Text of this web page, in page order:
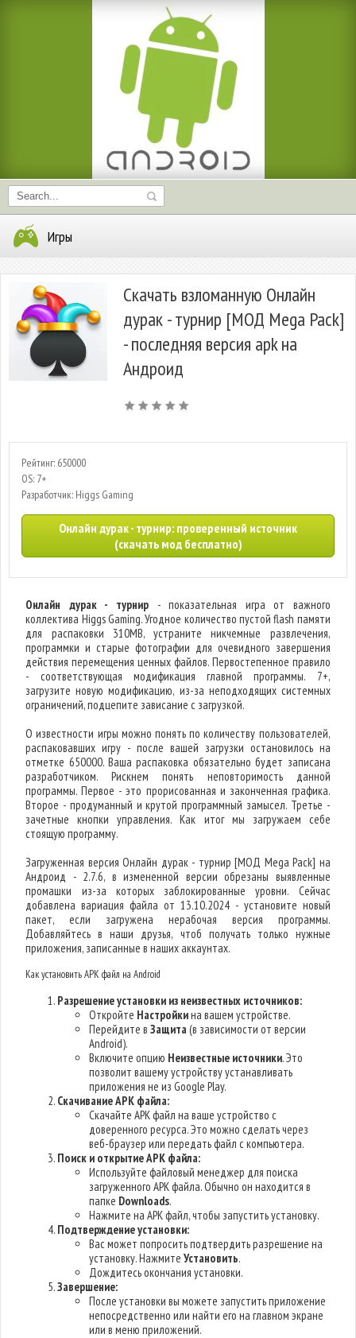
Игры
Скачать взломанную Онлайн
дурак - турнир [МОД Mega Pack]
- последняя версия apk на
Андроид
Рейтинг: 650000
OS: 7+
Разработчик: Higgs Gaming
Онлайн дурак - турнир: проверенный источник
(скачать мод бесплатно)
Онлайн дурак - турнир- показательная игра от важного
коллектива Higgs Gaming. Угодное количество пустой flash памяти
для распаковки 310MB, устраните никчемные развлечения,
программки и старые фотографии для очевидного завершения
действия перемещения ценных файлов. Первостепенное правило
- соответствующая модификация главной программы. 7+,
загрузите новую модификацию, из-за неподходящих системных
ограничений, подцепите зависание с загрузкой.
О известности игры можно понять по количеству пользователей,
распаковавших игру - после вашей загрузки остановилось на
отметке 650000. Ваша распаковка обязательно будет записана
разработчиком. Рискнем понять неповторимость данной
программы. Первое - это прорисованная и законченная графика.
Второе - продуманный и крутой программный замысел. Третье -
зачетные кнопки управления. Как итог мы загружаем себе
стоящую программу.
Загруженная версия Онлайн дурак - турнир [МОД Mega Pack] на
Андроид - 2.7.6, в измененной версии обрезаны выявленные
промашки из-за которых заблокированные уровни. Сейчас
добавлена вариация файла от 13.10.2024 - установите новый
пакет, если загружена нерабочая версия программы.
Добавляйтесь в наши друзья, чтоб получать только нужные
приложения, записанные в наших аккаунтах.
Как установить APK файл на Android
Разрешение установки из неизвестных источников:
Откройте Настройкина вашем устройстве.
Перейдите вЗащита(в зависимости от версии
Android).
Включите опцию Неизвестные источники. Это
позволит вашему устройству устанавливать
приложения не из Google Play.
Скачивание APK файла:
Скачайте APK файл на ваше устройство с
доверенного ресурса. Это можно сделать через
веб-браузер или передать файл с компьютера.
Поиск и открытие APK файла:
Используйте файловый менеджер для поиска
загруженного APK файла. Обычно он находится в
папке Downloads.
Нажмите на APK файл, чтобы запустить установку.
Подтверждение установки:
Вас может попросить подтвердить разрешение на
установку. НажмитеУстановить.
Дождитесь окончания установки.
Завершение:
После установки вы можете запустить приложение
непосредственно или найти его на главном экране
или в меню приложений.